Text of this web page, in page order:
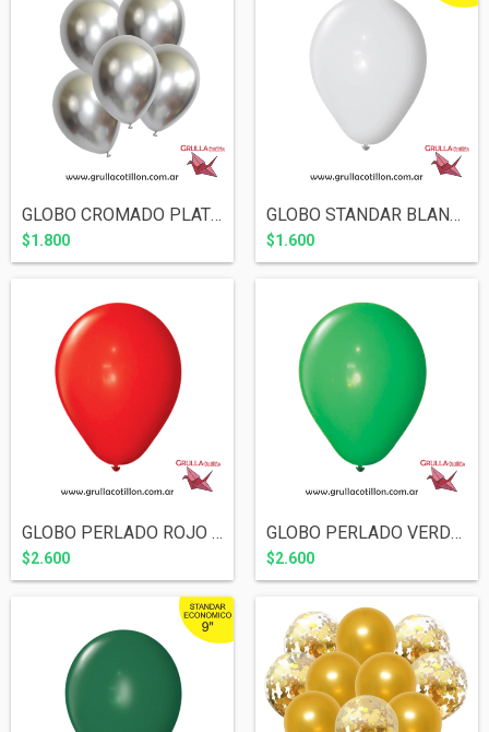
GLOBO CROMADO PLATEADO 10" x10
$1.800
GLOBO STANDAR BLANCO 9" x10
$1.600
GLOBO PERLADO ROJO 12" x10
$2.600
GLOBO PERLADO VERDE 12" x10
$2.600